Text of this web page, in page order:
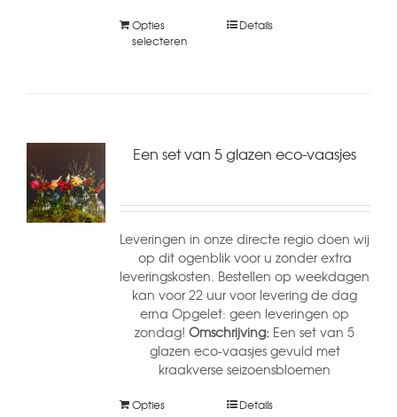
Opties
selecteren
Details
Een set van 5 glazen eco-vaasjes
Leveringen in onze directe regio doen wij
op dit ogenblik voor u zonder extra
leveringskosten. Bestellen op weekdagen
kan voor 22 uur voor levering de dag
erna Opgelet: geen leveringen op
zondag!Omschrijving: Een set van 5
glazen eco-vaasjes gevuld met
kraakverse seizoensbloemen
Opties
Details